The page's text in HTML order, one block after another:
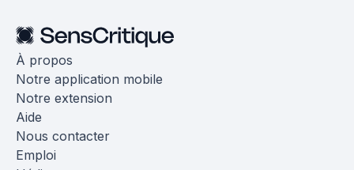
À propos
Notre application mobile
Notre extension
Aide
Nous contacter
Emploi